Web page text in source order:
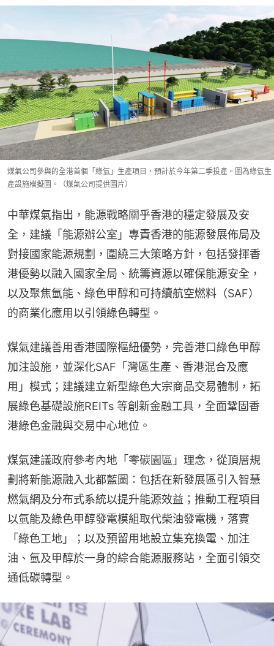
煤氣公司參與的全港首個「綠氫」生產項目，預計於今年第二季投產。圖為綠氫生
產設施模擬圖。（煤氣公司提供圖片）
中華煤氣指出，能源戰略關乎香港的穩定發展及安
全，建議「能源辦公室」專責香港的能源發展佈局及
對接國家能源規劃，圍繞三大策略方針，包括發揮香
港優勢以融入國家全局、統籌資源以確保能源安全，
以及聚焦氫能、綠色甲醇和可持續航空燃料（SAF）
的商業化應用以引領綠色轉型。
煤氣建議善用香港國際樞紐優勢，完善港口綠色甲醇
加注設施，並深化SAF「灣區生產、香港混合及應
用」模式；建議建立新型綠色大宗商品交易體制，拓
展綠色基礎設施REITs 等創新金融工具，全面鞏固香
港綠色金融與交易中心地位。
煤氣建議政府參考內地「零碳園區」理念，從頂層規
劃將新能源融入北都藍圖：包括在新發展區引入智慧
燃氣網及分布式系統以提升能源效益；推動工程項目
以氫能及綠色甲醇發電模組取代柴油發電機，落實
「綠色工地」；以及預留用地設立集充換電、加注
油、氫及甲醇於一身的綜合能源服務站，全面引領交
通低碳轉型。